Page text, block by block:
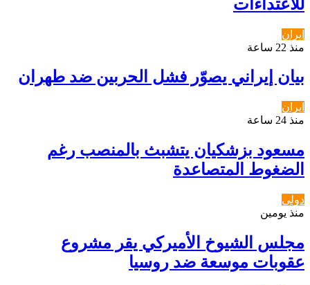
للاعتداءات
ايران
منذ 22 ساعة
بيان إيراني يصوّر فشل الحربين ضد طهران
ايران
منذ 24 ساعة
مسعود بزشكيان يتشبث بالمنصب رغم
الضغوط المتصاعدة
دولي
منذ يومين
مجلس الشيوخ الأميركي يقر مشروع
عقوبات موسعة ضد روسيا